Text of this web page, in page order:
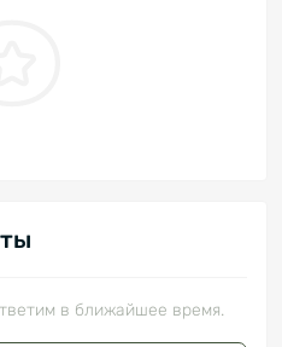
в ближайшее время.